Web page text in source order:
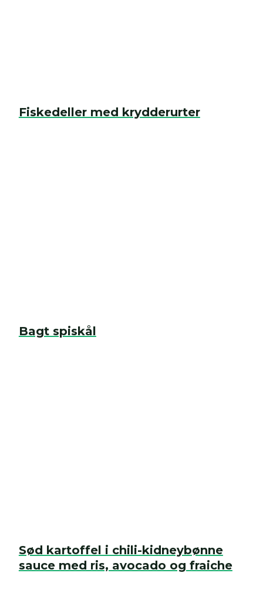
Fiskedeller med krydderurter
Bagt spiskål
Sød kartoffel i chili-kidneybønne
sauce med ris, avocado og fraiche